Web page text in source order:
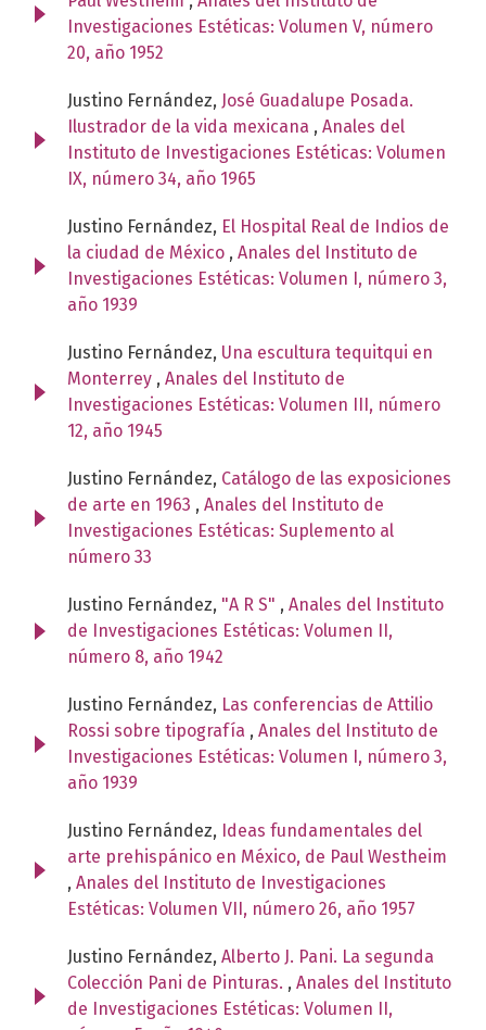
Investigaciones Estéticas: Volumen V, número
20, año 1952
Justino Fernández, José Guadalupe Posada.
Ilustrador de la vida mexicana , Anales del
Instituto de Investigaciones Estéticas: Volumen
IX, número 34, año 1965
Justino Fernández, El Hospital Real de Indios de
la ciudad de México , Anales del Instituto de
Investigaciones Estéticas: Volumen I, número 3,
año 1939
Justino Fernández, Una escultura tequitqui en
Monterrey , Anales del Instituto de
Investigaciones Estéticas: Volumen III, número
12, año 1945
Justino Fernández, Catálogo de las exposiciones
de arte en 1963 , Anales del Instituto de
Investigaciones Estéticas: Suplemento al
número 33
Justino Fernández, "A R S" , Anales del Instituto
de Investigaciones Estéticas: Volumen II,
número 8, año 1942
Justino Fernández, Las conferencias de Attilio
Rossi sobre tipografía , Anales del Instituto de
Investigaciones Estéticas: Volumen I, número 3,
año 1939
Justino Fernández, Ideas fundamentales del
arte prehispánico en México, de Paul Westheim
, Anales del Instituto de Investigaciones
Estéticas: Volumen VII, número 26, año 1957
Justino Fernández, Alberto J. Pani. La segunda
Colección Pani de Pinturas. , Anales del Instituto
de Investigaciones Estéticas: Volumen II,